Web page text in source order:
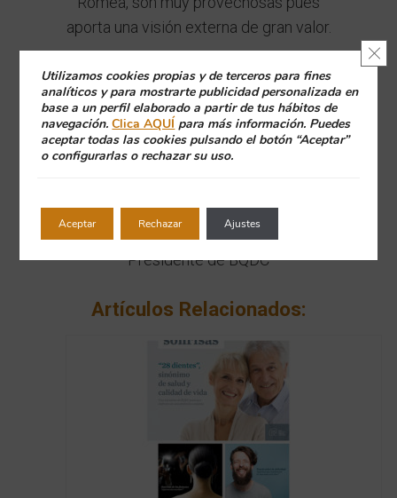
aporta una visión externa de gran valor.
Sigamos así, colaborando,
compartiendo y creciendo y nuestras
clínicas serán mejores y sus
resultados serán también mejores.
Dr. Jordi Cambra
Presidente de BQDC
Artículos Relacionados:
Utilizamos cookies propias y de terceros para fines
analíticos y para mostrarte publicidad personalizada en
base a un perfil elaborado a partir de tus hábitos de
navegación.Clica AQUÍ para más información. Puedes
aceptar todas las cookies pulsando el botón “Aceptar”
o configurarlas o rechazar su uso.
Aceptar Rechazar Ajustes